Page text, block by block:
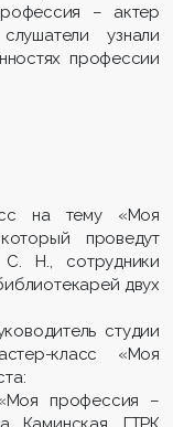
– актер
узнали
профессии
на тему «Моя
проведут
Н., сотрудники
двух
студии
класс «Моя
профессия –